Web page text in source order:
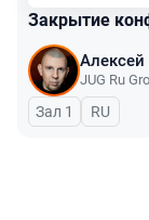
Закрытие
JUG Ru
Зал 1 На
RU